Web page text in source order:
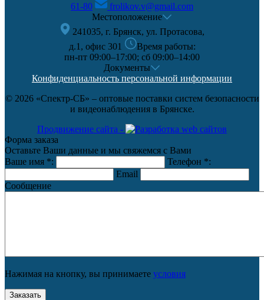
61-80
frolikov.v@gmail.com
Местоположение
241035, г. Брянск, ул. Протасова,
д.1, офис 301
Время работы:
пн-пт 09:00–17:00; сб 09:00–14:00
Документы
Конфиденциальность персональной информации
© 2026 «Спектр-СБ» – оптовые поставки систем безопасности
и видеонаблюдения в Брянске.
Продвижение сайта -
Форма заказа
Оставьте Ваши данные и мы свяжемся с Вами
Ваше имя *: Телефон *:
Email
Сообщение
Нажимая на кнопку, вы принимаете условия